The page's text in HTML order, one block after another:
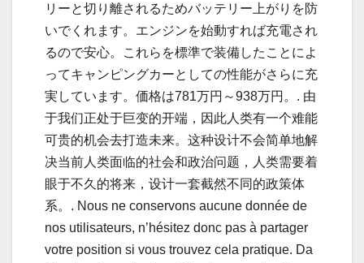
リーと切り離されるためバッテリー上がりを防
いでくれます。エンジンを始動すれば充電され
るので安心。これらを標準で装備したことによ
ってキャンピングカーとしての性能がさらに充
実しています。価格は781万円～938万円。. 由
于我们正处于巨变的开端，因此人类有一个难能
可贵的机会去打造未来。这种设计不会简单地解
决当前人类面临的社会和政治问题，人类需要着
眼于不久的将来，设计一套截然不同的政策体
系。. Nous ne conservons aucune donnée de
nos utilisateurs, n’hésitez donc pas à partager
votre position si vous trouvez cela pratique. Da